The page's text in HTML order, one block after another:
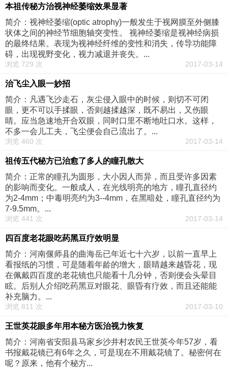
本祖传秘方治视神经萎缩效果显著
简介：视神经萎缩(optic atrophy)一般发生于视网膜至外侧膝
状体之间的神经节细胞轴突变性。 视神经萎缩是视神经病损
的最终结果。表现为视神经纤维的变性和消失，传导功能障
碍，出现视野变化，视力减退并丧失。...
浏览 729 次 2017-03-14
治飞尘入眼一妙招
简介：凡遇飞沙走石，灰尘侵入眼中的时候，则切不可闭
眼，更不可以手揉眼，否则越揉越深，既不易出，又伤眼
睛。应当急速地开合双眼，同时口里不断地吐口水。这样，
不多一会儿工夫，飞尘便会自己流出了。...
浏览 460 次 2017-03-14
祖传五代秘方已治愈了多人的瞳孔散大
简介：正常的瞳孔为圆形，大小因人而异，而且受许多因素
的影响而变化。一般成人，在光线明亮的地方，瞳孔直径约
为2-4mm；中毒明亮约为3--4mm，在黑暗处，瞳孔直径约为
7-9.5mm。...
浏览 441 次 2017-03-14
四百度老花眼吃药黑豆疗效明显
简介：河南偃师县的曲海岳已年近七十六岁，以前一直早上
看报纸的习惯，可是随着年龄的增大，眼睛越来越昏花，现
在佩戴四百度的老花镜也只能看十几分钟，否则便会头晕目
眩。后别人介绍吃药黑豆对眼花、眼昏有疗效，而且还能能
补充脑力。...
浏览 811 次 2017-03-10
王世英花眼多年用本秘方医治视力恢复
简介：河南省安阳县马家乡沙井村农民王世英今年57岁，看
书报戴花镜已有6年之久，可是现在不用戴花镜了。秘密何在
呢？原来，他有个秘方...